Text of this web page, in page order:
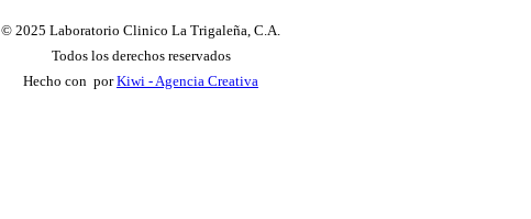
© 2025 Laboratorio Clinico La Trigaleña, C.A.
Todos los derechos reservados
Hecho con porKiwi - Agencia Creativa